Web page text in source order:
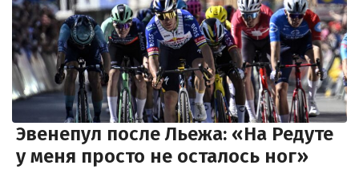
Эвенепул после Льежа: «На Редуте
у меня просто не осталось ног»